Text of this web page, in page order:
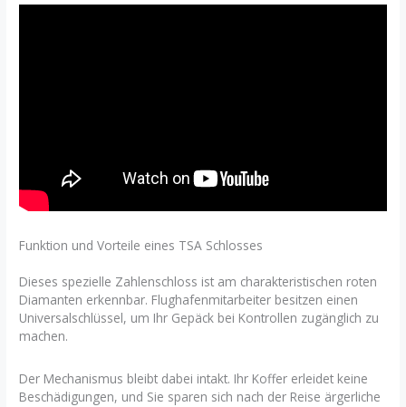
Funktion und Vorteile eines TSA Schlosses
Dieses spezielle Zahlenschloss ist am charakteristischen roten
Diamanten erkennbar. Flughafenmitarbeiter besitzen einen
Universalschlüssel, um Ihr Gepäck bei Kontrollen zugänglich zu
machen.
Der Mechanismus bleibt dabei intakt. Ihr Koffer erleidet keine
Beschädigungen, und Sie sparen sich nach der Reise ärgerliche